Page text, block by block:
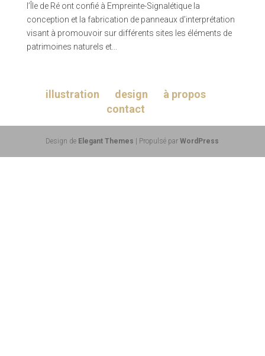
l’Île de Ré ont confié à Empreinte-Signalétique la
conception et la fabrication de panneaux d’interprétation
visant à promouvoir sur différents sites les éléments de
patrimoines naturels et...
illustration design
à propos
contact
Design de Elegant Themes | Propulsé parWordPress